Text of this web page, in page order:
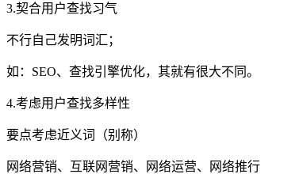
3.契合用户查找习气
不行自己发明词汇；
如：SEO、查找引擎优化，其就有很大不同。
4.考虑用户查找多样性
要点考虑近义词（别称）
网络营销、互联网营销、网络运营、网络推行